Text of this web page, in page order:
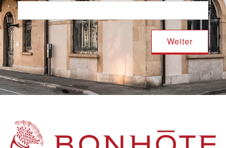
Navigation principale